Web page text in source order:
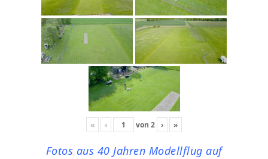
« ‹ von 2 › »
Fotos aus 40 Jahren Modellflug auf